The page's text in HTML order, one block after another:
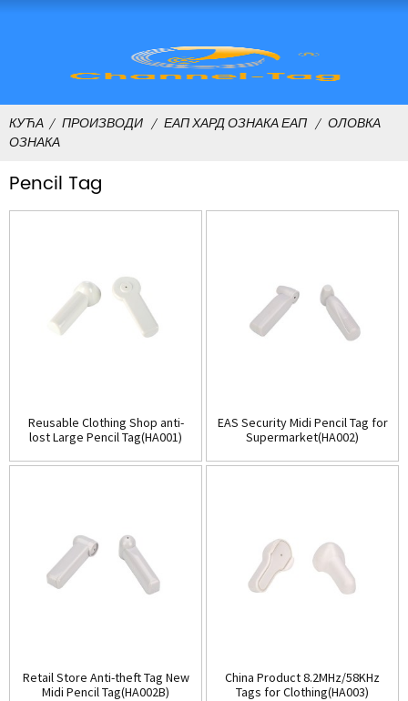
КУЋА ПРОИЗВОДИ ЕАП ХАРД ОЗНАКА ЕАП
ОЛОВКА
ОЗНАКА
Pencil Tag
Reusable Clothing Shop anti-
lost Large Pencil Tag(HA001)
EAS Security Midi Pencil Tag for
Supermarket(HA002)
Retail Store Anti-theft Tag New
Midi Pencil Tag(HA002B)
China Product 8.2MHz/58KHz
Tags for Clothing(HA003)